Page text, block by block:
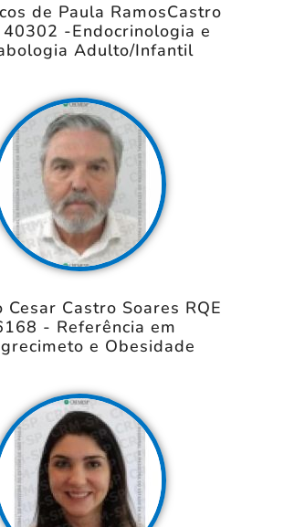
de Paula RamosCastro
40302 -Endocrinologia e
Adulto/Infantil
Cesar Castro Soares RQE
- Referência em
e Obesidade